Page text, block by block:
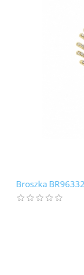
Broszka BR96332